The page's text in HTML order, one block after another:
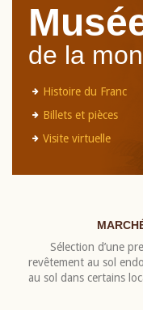
de la
Histoire du Franc
Billets et pièces
Visite virtuelle
Sélection d’une
revêtement au sol
au sol dans certains